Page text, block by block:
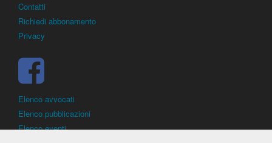
Contatti
Richiedi abbonamento
Privacy
Elenco avvocati
Elenco pubblicazioni
Elenco eventi